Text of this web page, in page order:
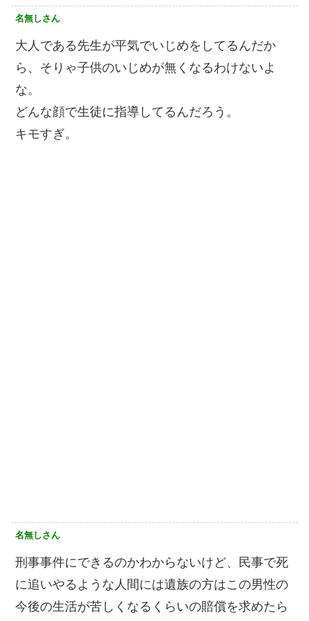
名無しさん
大人である先生が平気でいじめをしてるんだか
ら、そりゃ子供のいじめが無くなるわけないよ
な。
どんな顔で生徒に指導してるんだろう。
キモすぎ。
名無しさん
刑事事件にできるのかわからないけど、民事で死
に追いやるような人間には遺族の方はこの男性の
今後の生活が苦しくなるくらいの賠償を求めたら